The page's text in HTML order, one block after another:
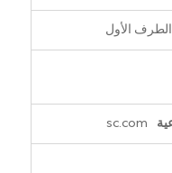
الطرف الأول
sc.com